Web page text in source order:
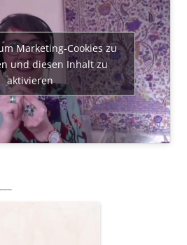
Marketing-Cookies zu
und diesen Inhalt zu
aktivieren